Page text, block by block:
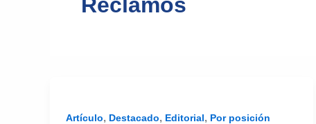
Artículo, Destacado, Editorial, Por posición